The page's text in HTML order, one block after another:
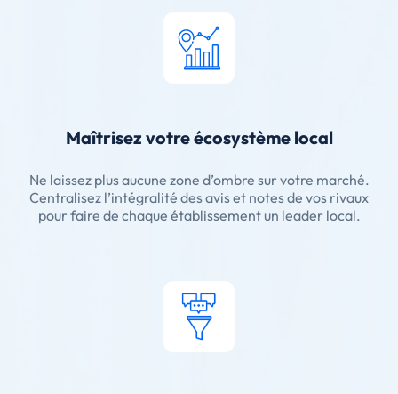
Maîtrisez votre écosystème local
Ne laissez plus aucune zone d’ombre sur votre marché.
Centralisez l’intégralité des avis et notes de vos rivaux
pour faire de chaque établissement un leader local.